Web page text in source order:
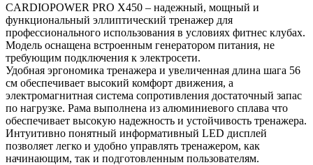
CARDIOPOWER PRO X450 – надежный, мощный и
функциональный эллиптический тренажер для
профессионального использования в условиях фитнес клубах.
Модель оснащена встроенным генератором питания, не
требующим подключения к электросети.
Удобная эргономика тренажера и увеличенная длина шага 56
см обеспечивает высокий комфорт движения, а
электромагнитная система сопротивления достаточный запас
по нагрузке. Рама выполнена из алюминиевого сплава что
обеспечивает высокую надежность и устойчивость тренажера.
Интуитивно понятный информативный LED дисплей
позволяет легко и удобно управлять тренажером, как
начинающим, так и подготовленным пользователям.